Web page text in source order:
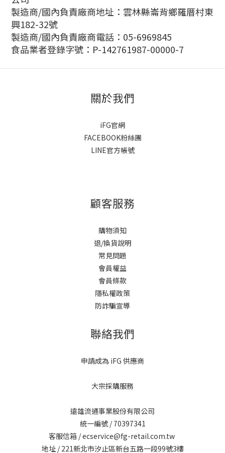
製造商/國內負責廠商地址：雲林縣崙背鄉羅厝村東
興182-32號
製造商/國內負責廠商電話：05-6969845
食品業者登錄字號：P-142761987-00000-7
關於我們
iFG官網
FACEBOOK粉絲團
LINE官方帳號
顧客服務
購物須知
退/換貨說明
常見問題
會員權益
會員條款
隱私權政策
防詐騙宣導
聯絡我們
申請成為 iFG 供應商
大宗採購服務
遠雄流通事業股份有限公司
統一編號 / 70397341
客服信箱 / ecservice@fg-retail.com.tw
地址 / 221新北市汐止區新台五路一段99號3樓